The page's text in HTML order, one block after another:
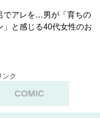
でアレを…男が「育ちの
」と感じる40代女性のお
ンク
COMIC